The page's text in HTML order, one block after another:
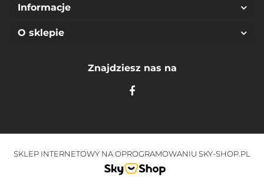
Informacje
O sklepie
Znajdziesz nas na
SKLEP INTERNETOWY NA OPROGRAMOWANIU SKY-SHOP.PL